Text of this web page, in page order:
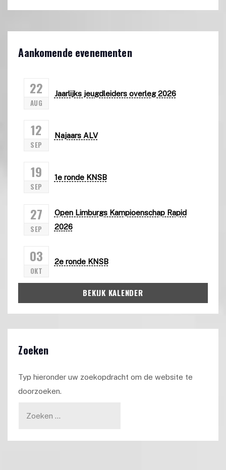
Aankomende evenementen
22
AUG
Jaarlijks jeugdleiders overleg 2026
12
SEP
Najaars ALV
19
SEP
1e ronde KNSB
27
SEP
Open Limburgs Kampioenschap Rapid
2026
03
OKT
2e ronde KNSB
BEKIJK KALENDER
Zoeken
Typ hieronder uw zoekopdracht om de website te
doorzoeken.